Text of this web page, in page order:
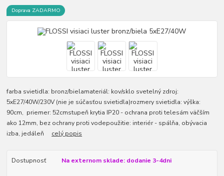
Doprava ZADARMO
farba svietidla: bronz/bielamateriál: kov/sklo svetelný zdroj:
5xE27/40W/230V (nie je súčasťou svietidla)rozmery svietidla: výška:
90cm, priemer: 52cmstupeň krytia IP20 - ochrana proti telesám väčším
ako 12mm, bez ochrany proti vodepoužitie: interiér - spálňa, obývacia
izba, jedáleň celý popis
Dostupnosť Na externom sklade: dodanie 3-4dni